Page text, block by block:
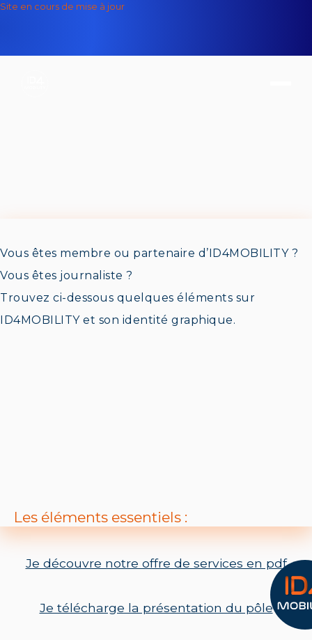
Site en cours de mise à jour
Vous êtes membre ou partenaire d’ID4MOBILITY ?
Vous êtes journaliste ?
Trouvez ci-dessous quelques éléments sur
ID4MOBILITY et son identité graphique.
Les éléments essentiels :
Je découvre notre offre de services en pdf
Je télécharge la présentation du pôle